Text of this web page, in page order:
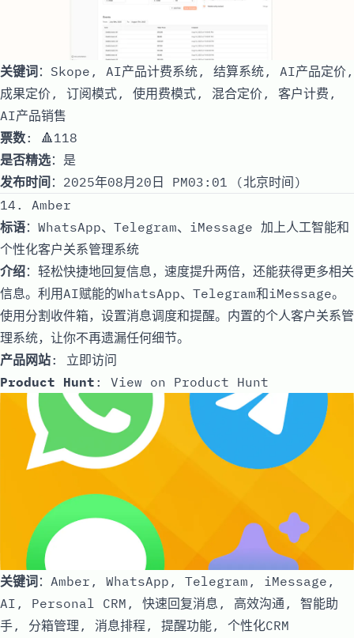
关键词：Skope, AI产品计费系统, 结算系统, AI产品定价,
成果定价, 订阅模式, 使用费模式, 混合定价, 客户计费,
AI产品销售
票数: 🔺118
是否精选：是
发布时间 ：2025年08月20日 PM03:01 (北京时间)
14. Amber
标语：WhatsApp、Telegram、iMessage 加上人工智能和
个性化客户关系管理系统
介绍：轻松快捷地回复信息，速度提升两倍，还能获得更多相关
信息。利用AI赋能的WhatsApp、Telegram和iMessage。
使用分割收件箱，设置消息调度和提醒。内置的个人客户关系管
理系统，让你不再遗漏任何细节。
产品网站: 立即访问
Product Hunt : View on Product Hunt
关键词：Amber, WhatsApp, Telegram, iMessage,
AI, Personal CRM, 快速回复消息, 高效沟通, 智能助
手, 分箱管理, 消息排程, 提醒功能, 个性化CRM